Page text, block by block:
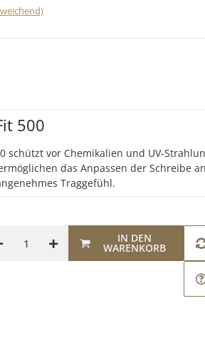
500
schützt vor Chemikalien und UV-
das Anpassen der Schreibe
Traggefühl.
IN DEN
WARENKORB